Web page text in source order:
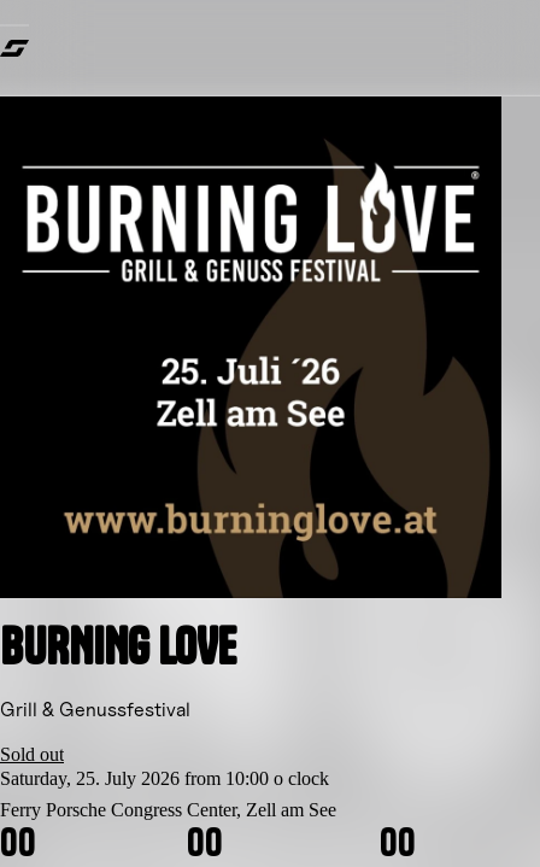
BURNING LOVE
Grill & Genussfestival
Sold out
Saturday, 25. July 2026 from 10:00 o clock
Ferry Porsche Congress Center, Zell am See
00 00 00